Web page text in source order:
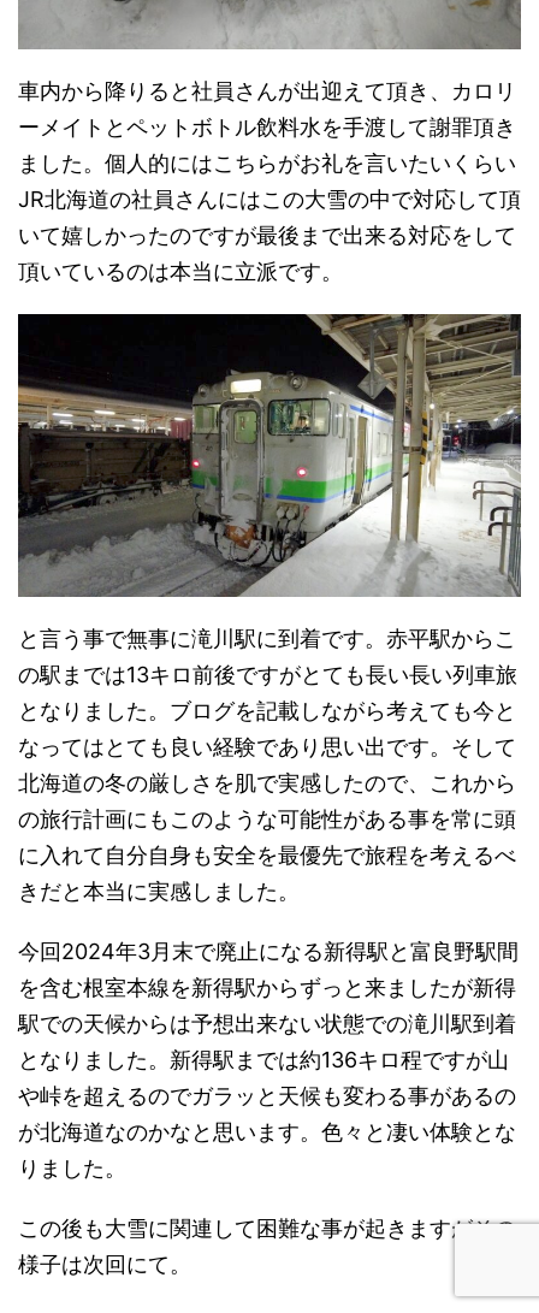
車内から降りると社員さんが出迎えて頂き、カロリ
ーメイトとペットボトル飲料水を手渡して謝罪頂き
ました。個人的にはこちらがお礼を言いたいくらい
JR北海道の社員さんにはこの大雪の中で対応して頂
いて嬉しかったのですが最後まで出来る対応をして
頂いているのは本当に立派です。
と言う事で無事に滝川駅に到着です。赤平駅からこ
の駅までは13キロ前後ですがとても長い長い列車旅
となりました。ブログを記載しながら考えても今と
なってはとても良い経験であり思い出です。そして
北海道の冬の厳しさを肌で実感したので、これから
の旅行計画にもこのような可能性がある事を常に頭
に入れて自分自身も安全を最優先で旅程を考えるべ
きだと本当に実感しました。
今回2024年3月末で廃止になる新得駅と富良野駅間
を含む根室本線を新得駅からずっと来ましたが新得
駅での天候からは予想出来ない状態での滝川駅到着
となりました。新得駅までは約136キロ程ですが山
や峠を超えるのでガラッと天候も変わる事があるの
が北海道なのかなと思います。色々と凄い体験とな
りました。
この後も大雪に関連して困難な事が起きますがその
様子は次回にて。